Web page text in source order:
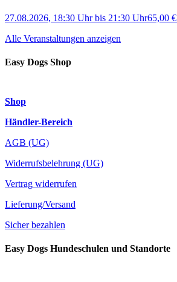
27.08.2026, 18:30 Uhrbis 21:30 Uhr65,00 €
Alle Veranstaltungen anzeigen
Easy Dogs Shop
Shop
Händler-Bereich
AGB (UG)
Widerrufsbelehrung (UG)
Vertrag widerrufen
Lieferung/Versand
Sicher bezahlen
Easy Dogs Hundeschulen und Standorte